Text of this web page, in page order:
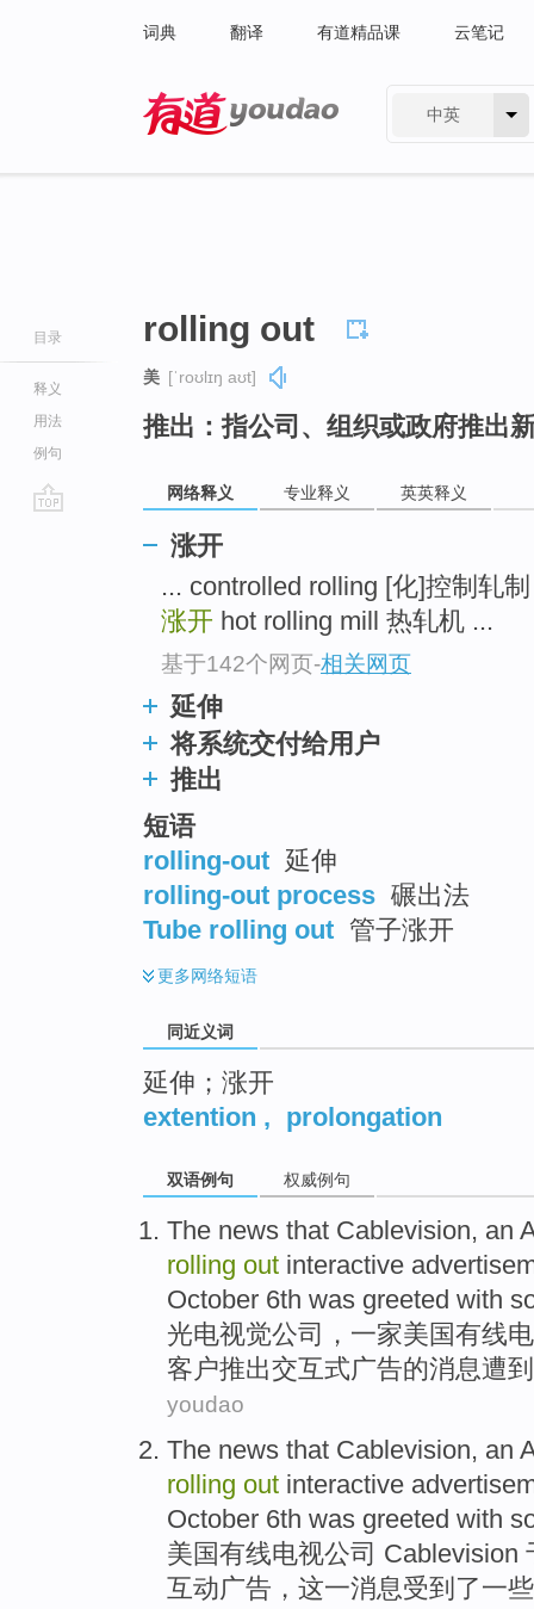
词典 翻译 有道精品课 云笔记
中英
目录
释义
用法
例句
rolling out
美 [ˈroʊlɪŋ aʊt]
推出：指公司、组织或政府推出
网络释义 专业释义 英英释义
涨开
... controlled rolling [化]控制轧
涨开 hot rolling mill 热轧机 ...
基于142个网页-相关网页
延伸
将系统交付给用户
推出
短语
rolling-out 延伸
rolling-out process 碾出法
Tube rolling out 管子涨开
更多网络短语
同近义词
延伸；涨开
extention , prolongation
双语例句 权威例句
The news that Cablevision, an
rolling out interactive
October 6th was greeted with
光电视觉公司 ，一家美国有线
客户推出交互式广告的消息遭到
youdao
The news that Cablevision, an
rolling out interactive
October 6th was greeted with
美国有线电视公司 Cablevision
互动广告 ， 这一消息受到 了一些